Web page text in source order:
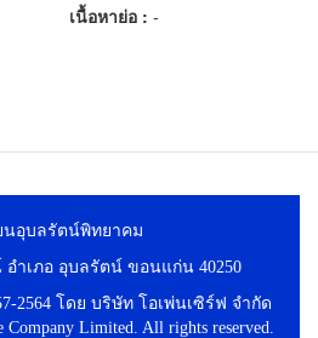
เนื้อหาย่อ :-
นอุบลรัตน์พิทยาคม
ำเภอ อุบลรัตน์ ขอนแก่น 40250
2564 โดย บริษัท โอเพ่นเซิร์ฟ จำกัด
Company Limited. All rights reserved.